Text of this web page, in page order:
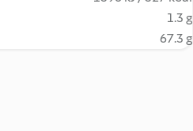
1.3 g
67.3 g